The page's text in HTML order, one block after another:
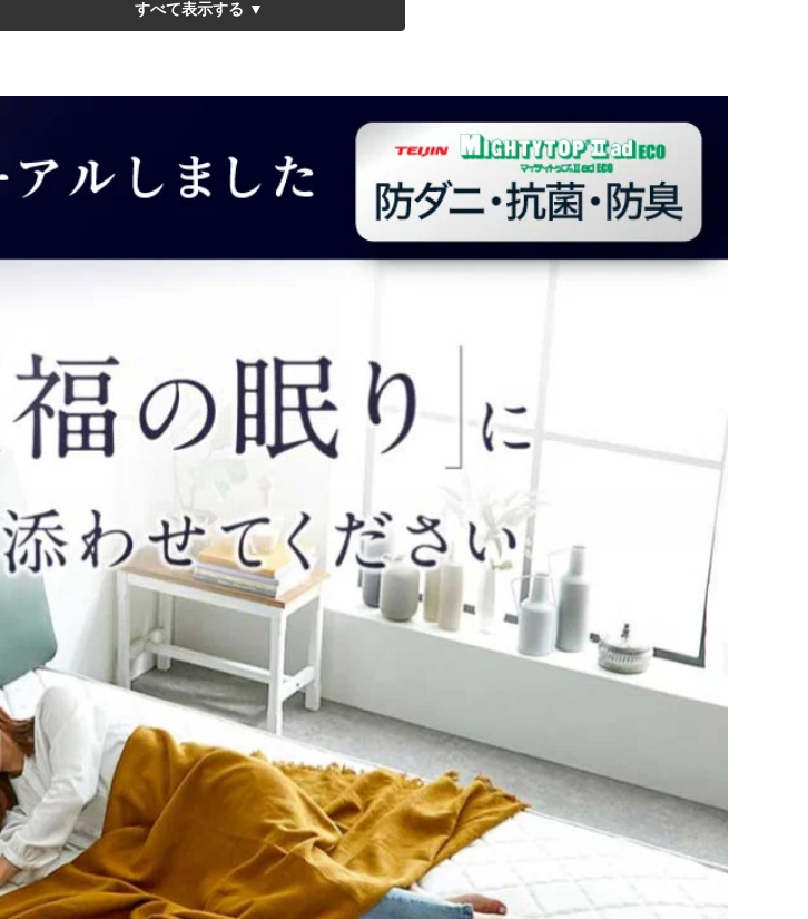
セミダブル(120×195×15cm) ダブル(140×195×15cm) クイーン(160×195×15cm) キング(180×195×15cm)
ダブル(140×210×15cm)